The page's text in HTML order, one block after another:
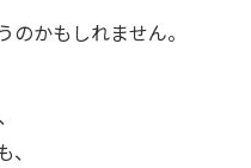
のかもしれません。